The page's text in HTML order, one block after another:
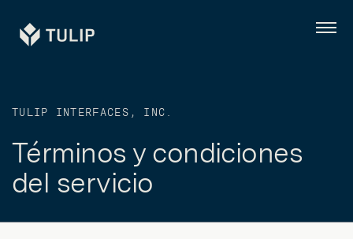
Tulip Menú
TULIP INTERFACES, INC.
Términos y condiciones
del servicio